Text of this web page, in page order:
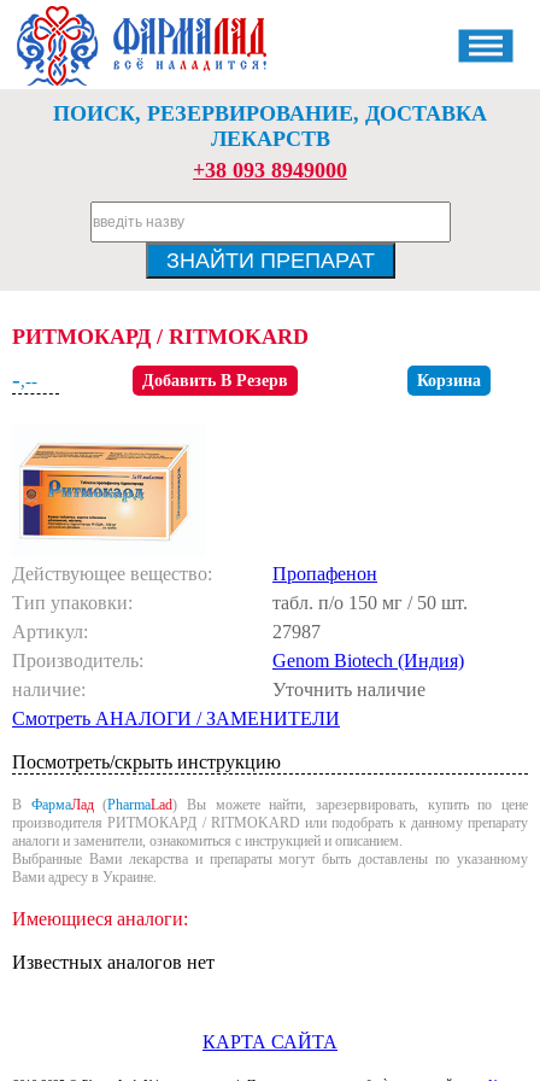
ПОИСК, РЕЗЕРВИРОВАНИЕ, ДОСТАВКА
ЛЕКАРСТВ
+38 093 8949000
РИТМОКАРД / RITMOKARD
-,-- Добавить В Резерв Корзина
Действующее вещество:
Пропафенон
Тип упаковки:
табл. п/о 150 мг / 50 шт.
Артикул:
27987
Производитель:
Genom Biotech (Индия)
наличие:
Уточнить наличие
Смотреть АНАЛОГИ / ЗАМЕНИТЕЛИ
Посмотреть/скрыть инструкцию
В ФармаЛад(PharmaLad) Вы можете найти, зарезервировать, купить по цене
производителя РИТМОКАРД / RITMOKARD или подобрать к данному препарату
аналоги и заменители, ознакомиться с инструкцией и описанием.
Выбранные Вами лекарства и препараты могут быть доставлены по указанному
Вами адресу в Украине.
Имеющиеся аналоги:
Известных аналогов нет
КАРТА САЙТА